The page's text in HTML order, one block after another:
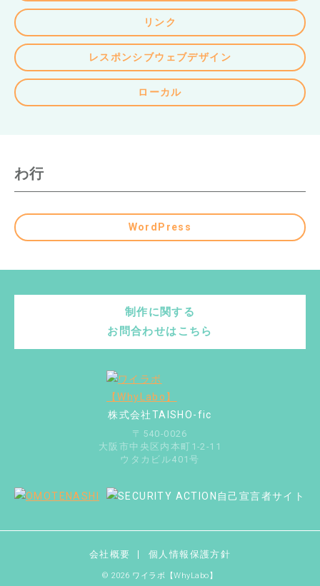
リンク
レスポンシブウェブデザイン
ローカル
わ行
WordPress
制作に関する
お問合わせはこちら
株式会社TAISHO-fic
〒540-0026
大阪市中央区内本町1-2-11
ウタカビル401号
会社概要 個人情報保護方針
© 2026 ワイラボ【WhyLabo】